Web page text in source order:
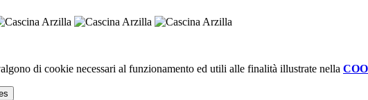
di cookie necessari al funzionamento ed utili alle finalità illustrate nella